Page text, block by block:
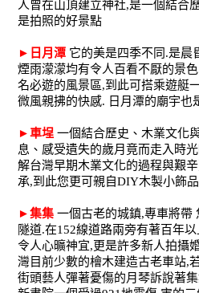
人曾在山頂建立神社,是一個結合
是拍照的好景點
► 日月潭 它的美是四季不同.是晨
煙雨濛濛均有令人百看不厭的景
名必遊的風景區,到此可搭乘遊艇
微風親拂的快感. 日月潭的廟宇也
►車埕 一個結合歷史、木業文化
息、感受遺失的歲月竟而走入時
解台灣早期木業文化的過程與艱
承,到此您更可親自DIY木製小飾
►集集 一個古老的城鎮,專車將帶
隧道.在152線道路兩旁有著百年
令人心曠神宜,更是許多新人拍攝
灣目前少數的檜木建造古老車站,
街頭藝人彈著憂傷的月琴訴說著